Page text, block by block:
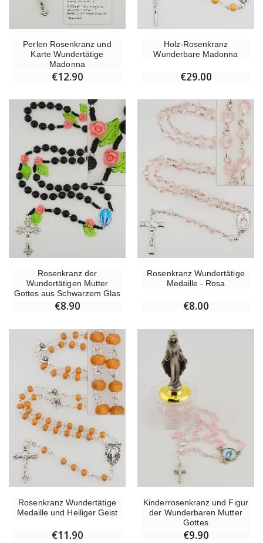
Perlen Rosenkranz und
Karte Wundertätige
Madonna
€12.90
Holz-Rosenkranz
Wunderbare Madonna
€29.00
Rosenkranz der
Wundertätigen Mutter
Gottes aus Schwarzem Glas
€8.90
Rosenkranz Wundertätige
Medaille - Rosa
€8.00
Rosenkranz Wundertätige
Medaille und Heiliger Geist
€11.90
Kinderrosenkranz und Figur
der Wunderbaren Mutter
Gottes
€9.90